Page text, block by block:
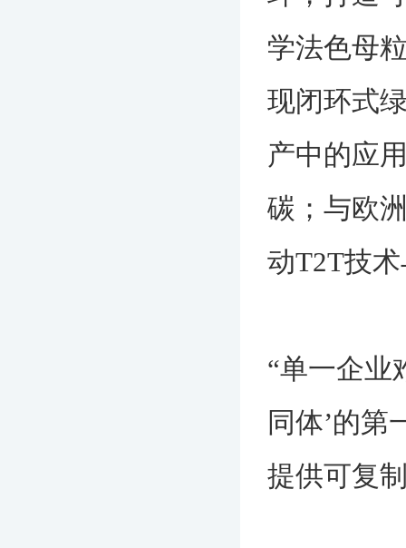
学法色母
现闭环式
产中的应
碳；与欧
动T2T技
“单一企业
同体’的第
提供可复